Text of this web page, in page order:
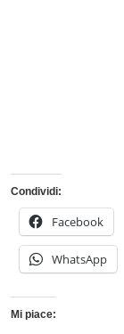
Condividi:
Facebook
WhatsApp
Mi piace: